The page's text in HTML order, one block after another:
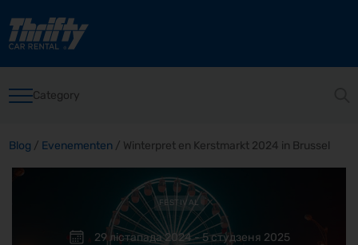
Category
Blog / Evenementen/ Winterpret en Kerstmarkt 2024 in Brussel
FESTIVAL
29 лістапада 2024 - 5 студзеня 2025